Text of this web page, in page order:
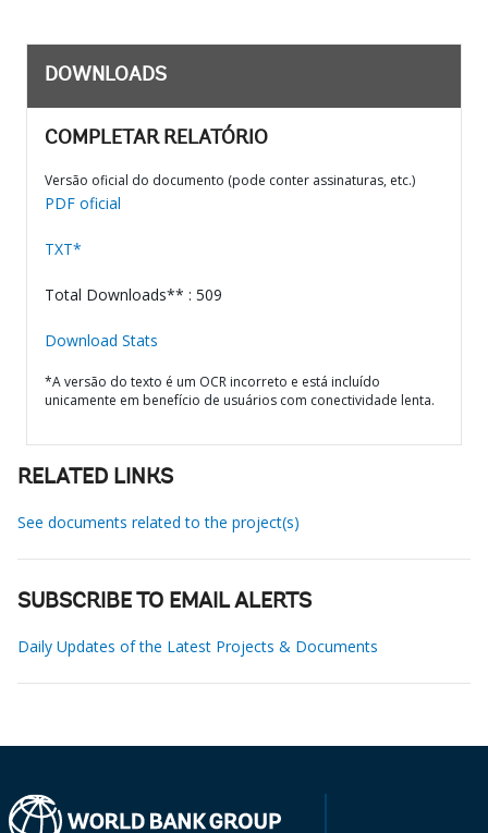
DOWNLOADS
COMPLETAR RELATÓRIO
Versão oficial do documento (pode conter assinaturas, etc.)
PDF oficial
TXT*
Total Downloads** : 509
Download Stats
*A versão do texto é um OCR incorreto e está incluído
unicamente em benefício de usuários com conectividade lenta.
RELATED LINKS
See documents related to the project(s)
SUBSCRIBE TO EMAIL ALERTS
Daily Updates of the Latest Projects & Documents